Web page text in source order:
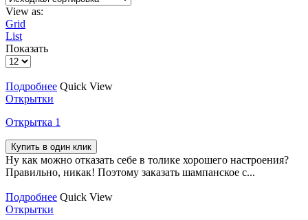
View as:
Grid
List
Показать
Подробнее Quick View
Открытки
Открытка 1
Купить в один клик
Ну как можно отказать себе в толике хорошего настроения?
Правильно, никак! Поэтому заказать шампанское с...
Подробнее Quick View
Открытки